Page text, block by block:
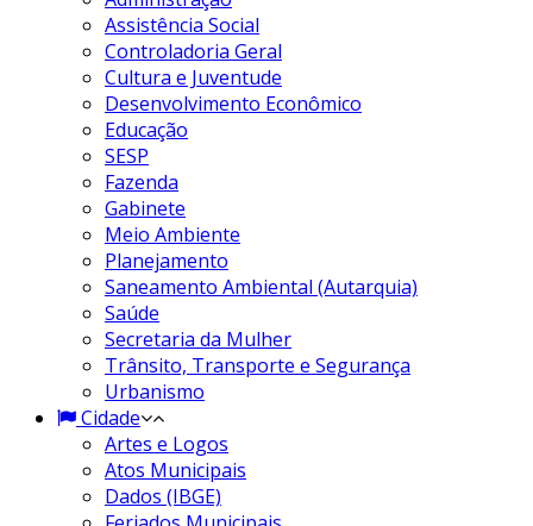
Assistência Social
Controladoria Geral
Cultura e Juventude
Desenvolvimento Econômico
Educação
SESP
Fazenda
Gabinete
Meio Ambiente
Planejamento
Saneamento Ambiental (Autarquia)
Saúde
Secretaria da Mulher
Trânsito, Transporte e Segurança
Urbanismo
Cidade
Artes e Logos
Atos Municipais
Dados (IBGE)